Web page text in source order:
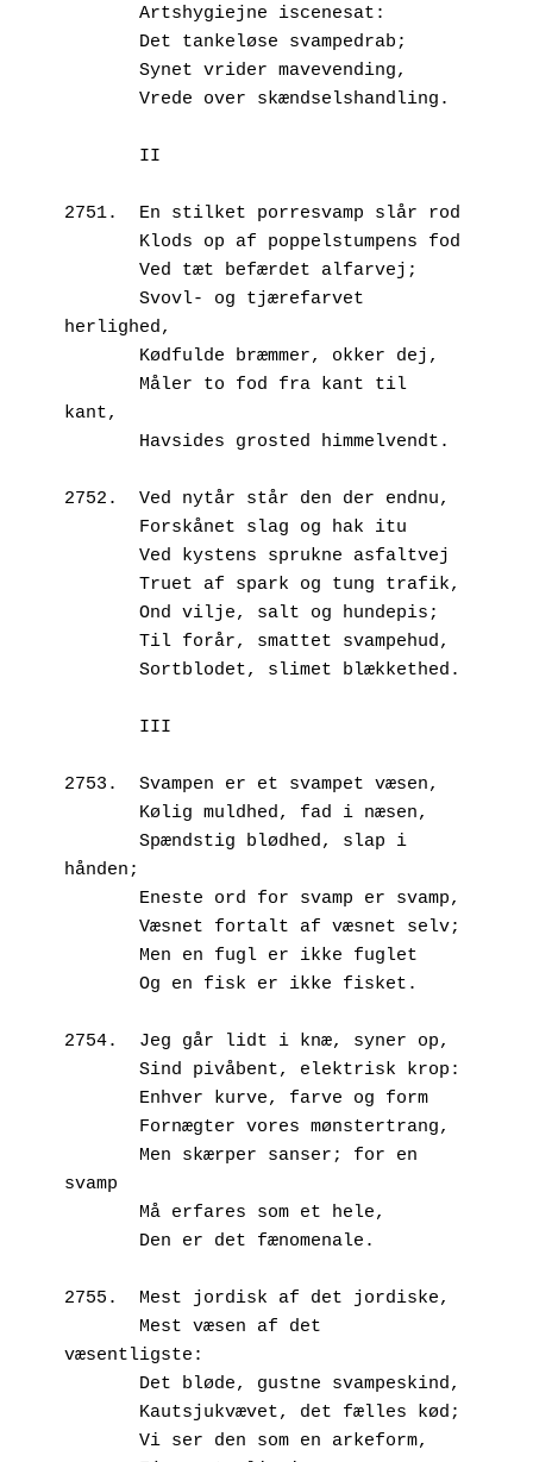
       Artshygiejne iscenesat:
       Det tankeløse svampedrab;
       Synet vrider mavevending,
       Vrede over skændselshandling.
       II
2751.  En stilket porresvamp slår rod
       Klods op af poppelstumpens fod
       Ved tæt befærdet alfarvej;
herlighed,
       Kødfulde bræmmer, okker dej,
kant,
       Havsides grosted himmelvendt.
2752.  Ved nytår står den der endnu,
       Forskånet slag og hak itu
       Ved kystens sprukne asfaltvej
       Truet af spark og tung trafik,
       Ond vilje, salt og hundepis;
       Til forår, smattet svampehud,
       Sortblodet, slimet blækkethed.
       III
2753.  Svampen er et svampet væsen,
       Kølig muldhed, fad i næsen,
hånden;
       Eneste ord for svamp er svamp,
       Væsnet fortalt af væsnet selv;
       Men en fugl er ikke fuglet
       Og en fisk er ikke fisket.
2754.  Jeg går lidt i knæ, syner op,
       Sind pivåbent, elektrisk krop:
       Enhver kurve, farve og form
       Fornægter vores mønstertrang,
svamp
       Må erfares som et hele,
       Den er det fænomenale.
2755.  Mest jordisk af det jordiske,
væsentligste:
       Det bløde, gustne svampeskind,
       Kautsjukvævet, det fælles kød;
       Vi ser den som en arkeform,